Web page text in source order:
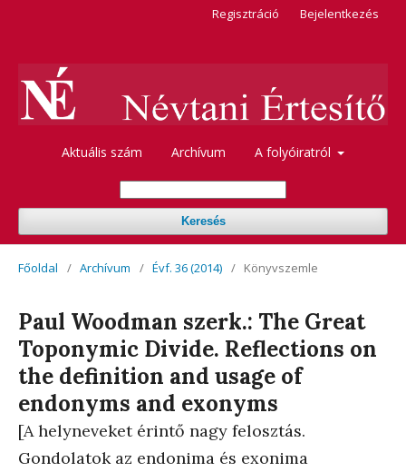
Aktuális szám Archívum A folyóiratról
Keresés
Regisztráció Bejelentkezés
Főoldal / Archívum / Évf. 36 (2014) / Könyvszemle
Paul Woodman szerk.: The Great
Toponymic Divide. Reflections on
the definition and usage of
endonyms and exonyms
[A helyneveket érintő nagy felosztás.
Gondolatok az endonima és exonima